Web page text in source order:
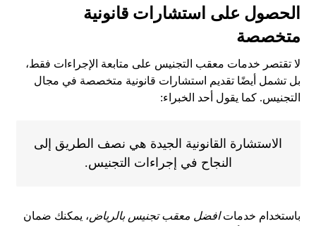
الحصول على استشارات قانونية
متخصصة
لا تقتصر خدمات معقب التجنيس على متابعة الإجراءات فقط،
بل تشمل أيضًا تقديم استشارات قانونية متخصصة في مجال
التجنيس. كما يقول أحد الخبراء:
الاستشارة القانونية الجيدة هي نصف الطريق إلى
النجاح في إجراءات التجنيس.
باستخدام خدماتافضل معقب تجنيس بالرياض، يمكنك ضمان